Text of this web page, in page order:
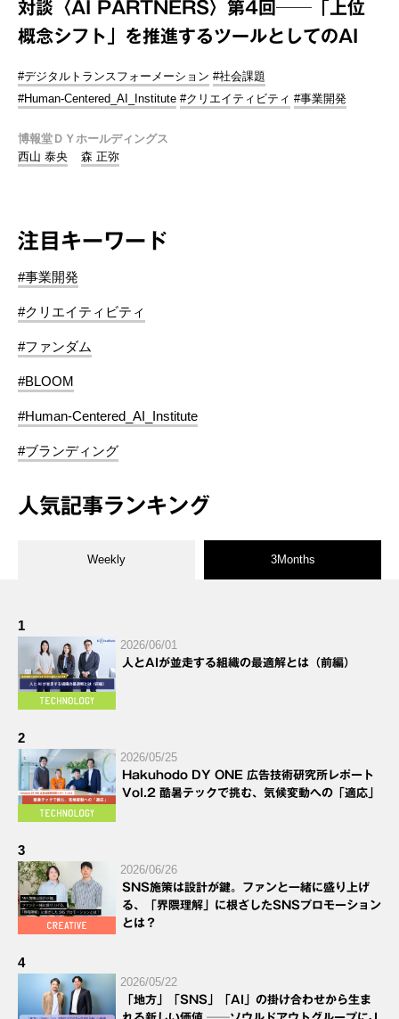
対談〈AI PARTNERS〉第4回──「上位
概念シフト」を推進するツールとしてのAI
#デジタルトランスフォーメーション #社会課題
#Human-Centered_AI_Institute #クリエイティビティ #事業開発
博報堂ＤＹホールディングス
西山 泰央
森 正弥
注目キーワード
#事業開発
#クリエイティビティ
#ファンダム
#BLOOM
#Human-Centered_AI_Institute
#ブランディング
人気記事ランキング
Weekly 3Months
1
2026/06/01
人とAIが並走する組織の最適解とは（前編）
2
2026/05/25
Hakuhodo DY ONE 広告技術研究所レポート
Vol.2 酷暑テックで挑む、気候変動への「適応」
3
2026/06/26
SNS施策は設計が鍵。ファンと一緒に盛り上げ
る、「界隈理解」に根ざしたSNSプロモーション
とは？
4
2026/05/22
「地方」「SNS」「AI」の掛け合わせから生ま